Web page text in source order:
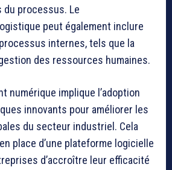
processus. Le
peut également inclure
internes, tels que la
des ressources humaines.
numérique implique l’adoption
innovants pour améliorer les
du secteur industriel. Cela
place d’une plateforme logicielle
d’accroître leur efficacité